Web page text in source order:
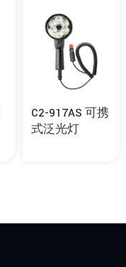
C2-917AS 可携
式泛光灯